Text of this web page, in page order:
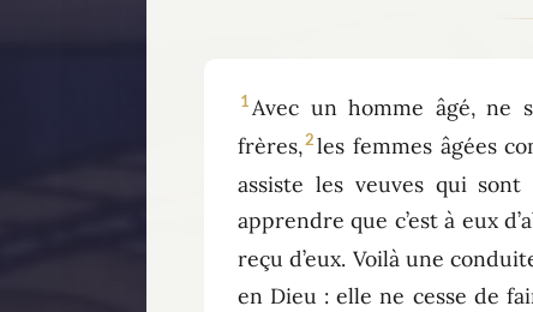
1 Avec un homme âgé, ne
frères,2 les femmes âgées
assiste les veuves qui sont
apprendre que c’est à eux
reçu d’eux. Voilà une
en Dieu : elle ne cesse de